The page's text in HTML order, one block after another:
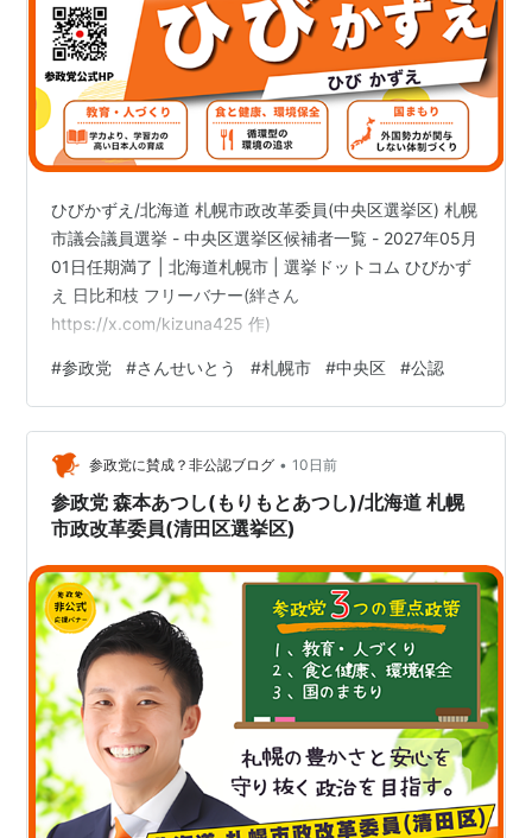
で、乗客は価格が安い分だけ、いい距離を走らさ
れる丸で罰ゲームみたいに、仕方ないんだろう。)
北海道エアシステム
エアーニッポンネットワーク
主な地元企業
小売
丸井今井
丸ヨ池内
ポスフール
ラルズ（アークス）
ツルハ
セイコーマート(無添加、道産品を極力使用すると
いうポリシーがある。)
よつ葉乳業
石屋製菓(「白い恋人」以外に主力商品を開発しな
いというポリシーがある。コンサドーレを支援。)
札幌酒精
日本清酒
（サッポロビール）
（雪印乳業）
飲食
ひびかずえ/北海道 札幌市政改革委員(中央区選挙区) 札幌
市議会議員選挙 - 中央区選挙区候補者一覧 - 2027年05月
01日任期満了 | 北海道札幌市 | 選挙ドットコム ひびかず
え 日比和枝 フリーバナー(絆さん
https://x.com/kizuna425 作)
#参政党 #さんせいとう #札幌市 #中央区 #公認
参政党に賛成？非公認ブログ • 10日前
参政党 森本あつし(もりもとあつし)/北海道 札幌
市政改革委員(清田区選挙区)